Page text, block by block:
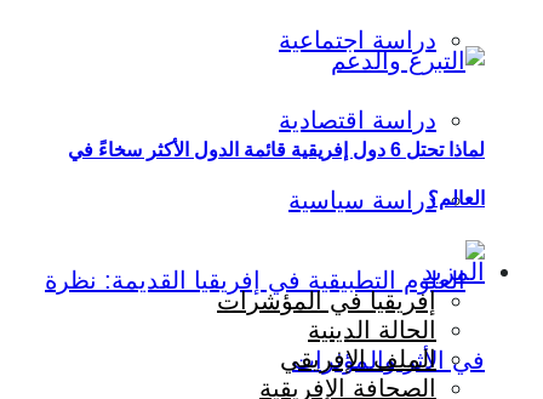
دراسة اجتماعية
دراسة اقتصادية
دراسة سياسية
لماذا تحتل 6 دول إفريقية قائمة الدول الأكثر سخاءً في
العالم؟
المزيد
إفريقيا في المؤشرات
الحالة الدينية
الملف الإفريقي
الصحافة الإفريقية